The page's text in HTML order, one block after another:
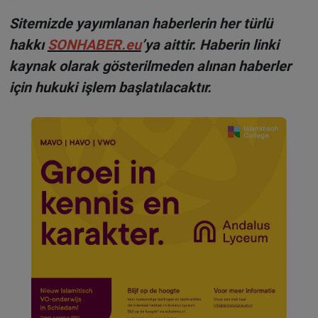
Sitemizde yayımlanan haberlerin her türlü
hakkıSONHABER.eu’ya aittir. Haberin linki
kaynak olarak gösterilmeden alınan haberler
için hukuki işlem başlatılacaktır.